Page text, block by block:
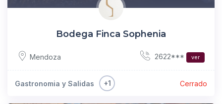
Bodega Finca Sophenia
Mendoza 2622*** ver
Gastronomia y Salidas +1 Cerrado